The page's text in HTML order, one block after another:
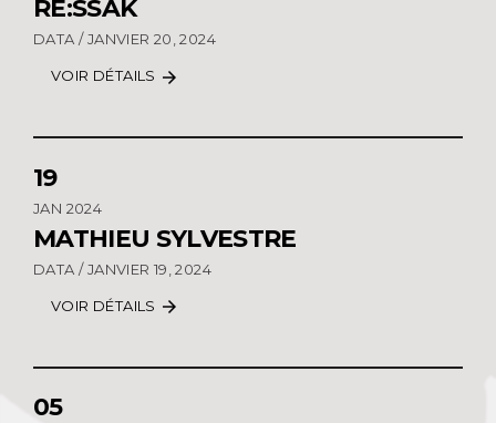
RE:SSAK
DATA / JANVIER 20, 2024
VOIR DÉTAILS arrow_forward
19
JAN 2024
MATHIEU SYLVESTRE
DATA / JANVIER 19, 2024
VOIR DÉTAILS arrow_forward
05